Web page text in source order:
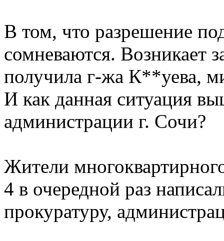
В том, что разрешение
сомневаются. Возникает
получила г-жа К**уева,
И как данная ситуация
администрации г. Сочи?
Жители
4 в очередной раз
прокуратуру,